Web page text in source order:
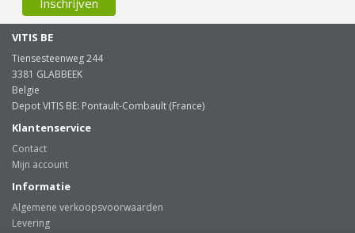
VITIS BE
Tiensesteenweg 244
3381 GLABBEEK
Belgie
Depot VITIS BE: Pontault-Combault (France)
Klantenservice
Contact
Mijn account
Informatie
Algemene verkoopsvoorwaarden
Levering